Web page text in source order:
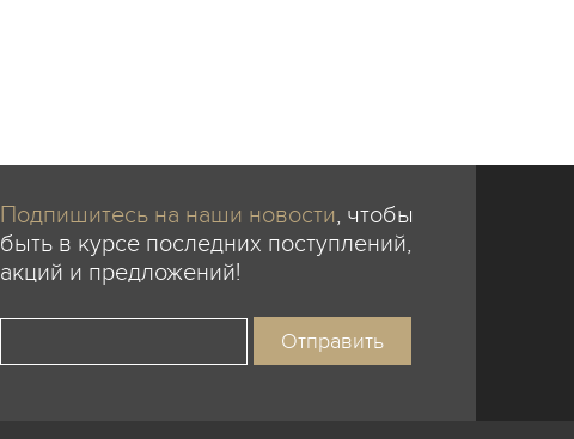
Подпишитесь на наши новости, чтобы
быть в курсе последних поступлений,
акций и предложений!